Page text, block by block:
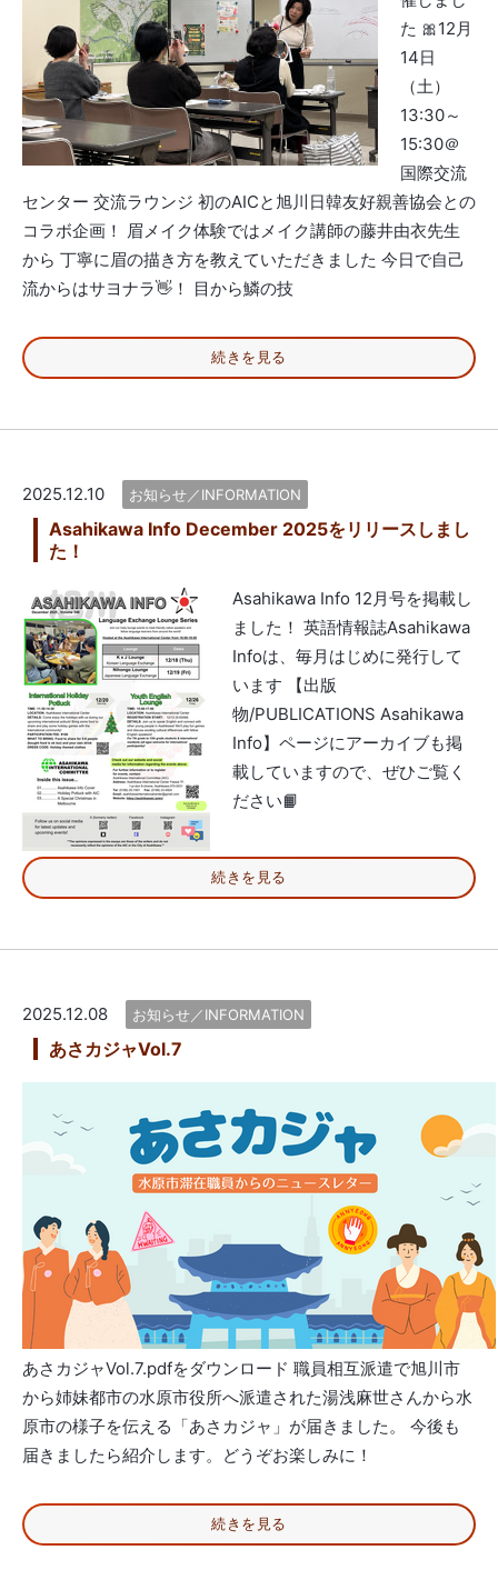
た 🎀12月
14日
（土）
13:30～
15:30＠
国際交流
センター 交流ラウンジ 初のAICと旭川日韓友好親善協会との
コラボ企画！ 眉メイク体験ではメイク講師の藤井由衣先生
から 丁寧に眉の描き方を教えていただきました 今日で自己
流からはサヨナラ👋！ 目から鱗の技
続きを見る
2025.12.10 お知らせ／INFORMATION
Asahikawa Info December 2025をリリースしまし
た！
Asahikawa Info 12月号を掲載し
ました！ 英語情報誌Asahikawa
Infoは、毎月はじめに発行して
います 【出版
物/PUBLICATIONS Asahikawa
Info】ページにアーカイブも掲
載していますので、ぜひご覧く
ださい📙
続きを見る
2025.12.08 お知らせ／INFORMATION
あさカジャVol.7
あさカジャVol.7.pdfをダウンロード 職員相互派遣で旭川市
から姉妹都市の水原市役所へ派遣された湯浅麻世さんから水
原市の様子を伝える「あさカジャ」が届きました。 今後も
届きましたら紹介します。どうぞお楽しみに！
続きを見る